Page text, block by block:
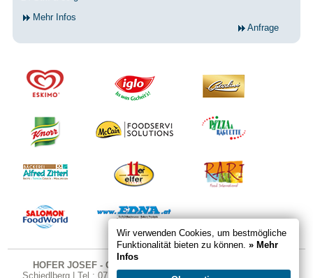
Wir verwenden Cookies, um bestmögliche
Funktionalität bieten zu können. » Mehr
Infos
Mehr Infos
Anfrage
HOFER JOSEF - GASTRO SHOP
Schiedlberg | Tel.: 07251 324 | Fax DW 20 | E-Mail: